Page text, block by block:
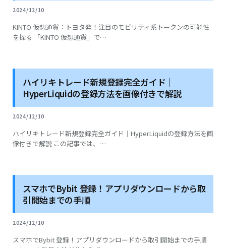
2024/12/10
KINTO 仮想通貨：トヨタ発！注目のモビリティ系トークンの可能性
を探る 「KINTO 仮想通貨」で…
ハイリキトレード新規登録完全ガイド｜
HyperLiquidの登録方法を画像付きで解説
2024/12/10
ハイリキトレード新規登録完全ガイド｜HyperLiquidの登録方法を画
像付きで解説 この記事では、…
スマホでBybit 登録！アプリダウンロードから取
引開始までの手順
2024/12/10
スマホでBybit 登録！アプリダウンロードから取引開始までの手順